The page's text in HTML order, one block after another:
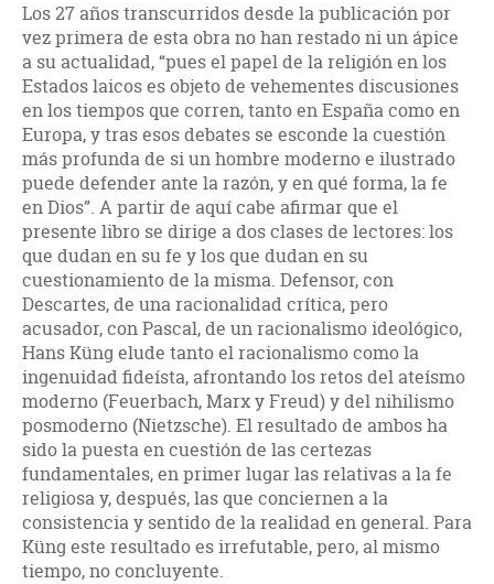
Los 27 años transcurridos desde la publicación por
vez primera de esta obra no han restado ni un ápice
a su actualidad, “pues el papel de la religión en los
Estados laicos es objeto de vehementes discusiones
en los tiempos que corren, tanto en España como en
Europa, y tras esos debates se esconde la cuestión
más profunda de si un hombre moderno e ilustrado
puede defender ante la razón, y en qué forma, la fe
en Dios”. A partir de aquí cabe afirmar que el
presente libro se dirige a dos clases de lectores: los
que dudan en su fe y los que dudan en su
cuestionamiento de la misma. Defensor, con
Descartes, de una racionalidad crítica, pero
acusador, con Pascal, de un racionalismo ideológico,
Hans Küng elude tanto el racionalismo como la
ingenuidad fideísta, afrontando los retos del ateísmo
moderno (Feuerbach, Marx y Freud) y del nihilismo
posmoderno (Nietzsche). El resultado de ambos ha
sido la puesta en cuestión de las certezas
fundamentales, en primer lugar las relativas a la fe
religiosa y, después, las que conciernen a la
consistencia y sentido de la realidad en general. Para
Küng este resultado es irrefutable, pero, al mismo
tiempo, no concluyente.